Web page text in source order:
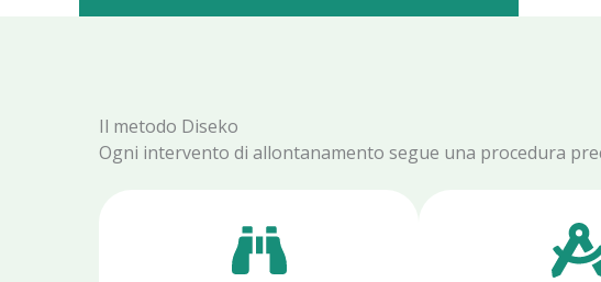
Il metodo Diseko
Ogni intervento di allontanamento segue una procedura